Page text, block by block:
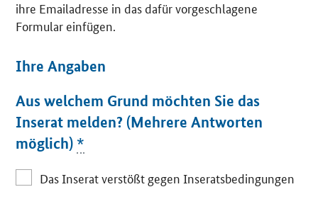
ihre Emailadresse in das dafür vorgeschlagene
Formular einfügen.
Ihre Angaben
Aus welchem Grund möchten Sie das
Inserat melden? (Mehrere Antworten
möglich) *
Das Inserat verstößt gegen Inseratsbedingungen